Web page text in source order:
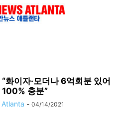
화이자·모더나 6억회분 있어
100% 충분”
- 04/14/2021